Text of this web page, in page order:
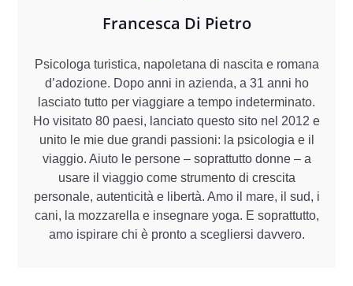
Francesca Di Pietro
Psicologa turistica, napoletana di nascita e romana
d’adozione. Dopo anni in azienda, a 31 anni ho
lasciato tutto per viaggiare a tempo indeterminato.
Ho visitato 80 paesi, lanciato questo sito nel 2012 e
unito le mie due grandi passioni: la psicologia e il
viaggio. Aiuto le persone – soprattutto donne – a
usare il viaggio come strumento di crescita
personale, autenticità e libertà. Amo il mare, il sud, i
cani, la mozzarella e insegnare yoga. E soprattutto,
amo ispirare chi è pronto a scegliersi davvero.